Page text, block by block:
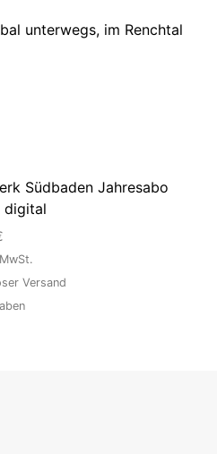
unterwegs, im Renchtal
Südbaden Jahresabo
digital
Versand